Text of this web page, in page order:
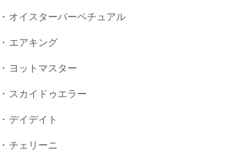
オイスターパーペチュアル
エアキング
ヨットマスター
スカイドゥエラー
デイデイト
チェリーニ